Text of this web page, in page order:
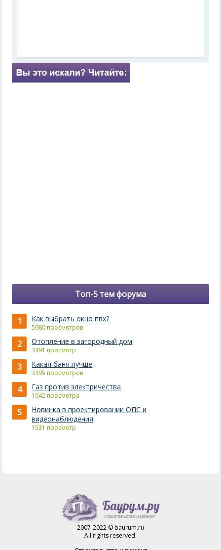
Топ-5 тем форума
1 Как выбрать окно пвх?
5980 просмотров
2 Отопление в загородный дом
3491 просмотр
3 Какая баня лучше
3395 просмотров
4 Газ против электричества
1942 просмотра
5
Новинка в проектировании ОПС и
видеонаблюдения
1531 просмотр
2007-2022 © baurum.ru
All rights reserved.